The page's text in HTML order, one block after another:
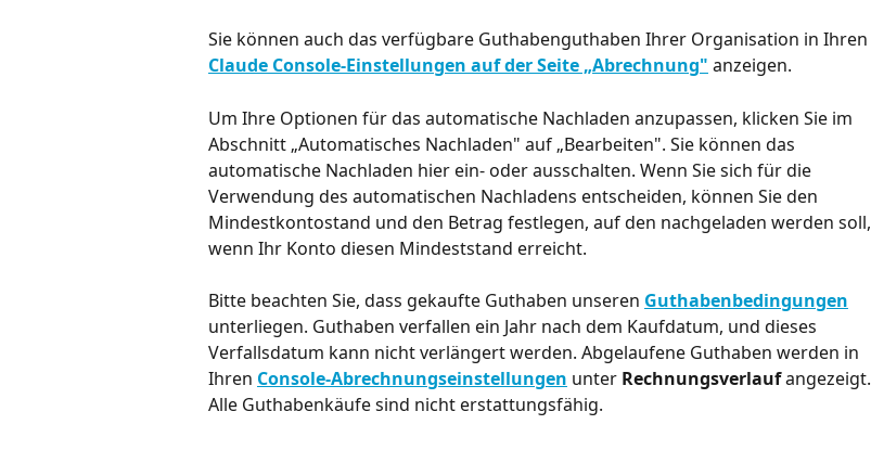
Sie können auch das verfügbare Guthabenguthaben Ihrer Organisation in Ihren
Claude Console-Einstellungen auf der Seite „Abrechnung" anzeigen.
Um Ihre Optionen für das automatische Nachladen anzupassen, klicken Sie im
Abschnitt „Automatisches Nachladen" auf „Bearbeiten". Sie können das
automatische Nachladen hier ein- oder ausschalten. Wenn Sie sich für die
Verwendung des automatischen Nachladens entscheiden, können Sie den
Mindestkontostand und den Betrag festlegen, auf den nachgeladen werden soll,
wenn Ihr Konto diesen Mindeststand erreicht.
Bitte beachten Sie, dass gekaufte Guthaben unseren Guthabenbedingungen
unterliegen. Guthaben verfallen ein Jahr nach dem Kaufdatum, und dieses
Verfallsdatum kann nicht verlängert werden. Abgelaufene Guthaben werden in
Ihren Console-Abrechnungseinstellungen unter Rechnungsverlauf angezeigt.
Alle Guthabenkäufe sind nicht erstattungsfähig.